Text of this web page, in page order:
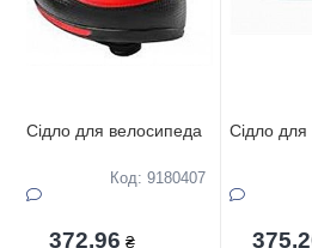
Ciдло для велосипеда
Код: 9180407
372.96 ₴
Ciдло для